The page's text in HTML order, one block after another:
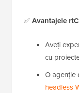
✅Avantajele
Aveți
cu
O agenție
headless